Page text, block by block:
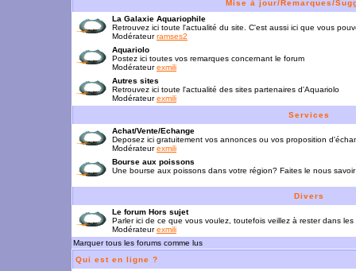
Mise à jour/Remarques/
La Galaxie Aquariophile
Retrouvez ici toute l'actualité du site. C'est aussi ici que vous
Modérateurramses2
Aquariolo
Postez ici toutes vos remarques concernant le forum
Modérateurexmili
Autres sites
Retrouvez ici toute l'actualité des sites partenaires d'Aquariolo
Modérateurexmili
Services
Achat/Vente/Echange
Deposez ici gratuitement vos annonces ou vos proposition
Modérateurexmili
Bourse aux poissons
Une bourse aux poissons dans votre région? Faites le nous savoir
Divers
Le forum Hors sujet
Parler ici de ce que vous voulez, toutefois veillez à rester dans les
Modérateurexmili
Marquer tous les forums comme lus
Qui est en ligne ?